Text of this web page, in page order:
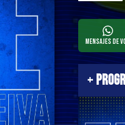
Mensajes de
+